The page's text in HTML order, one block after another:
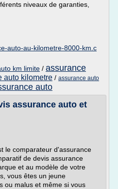
niveaux de garanties,
auto-au-kilometre-8000-km.c
km limite / assurance
auto kilometre / assurance auto
auto
assurance auto et
le comparateur d'assurance
de devis assurance
et au modèle de votre
vous êtes un jeune
ou malus et même si vous